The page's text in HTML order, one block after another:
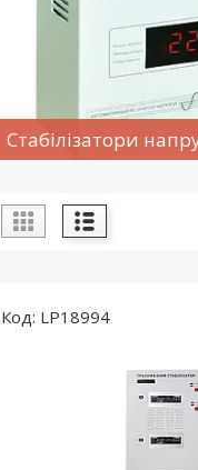
Стабілізатори
LP18994